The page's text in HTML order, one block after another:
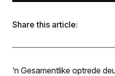
Share this article:
‘n Gesamentlike optrede